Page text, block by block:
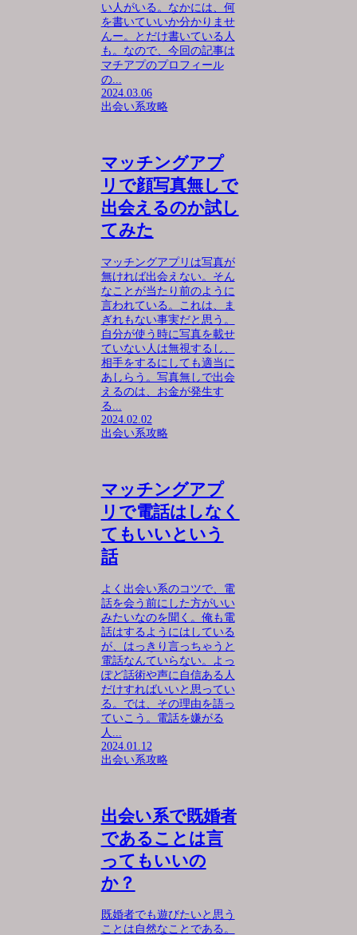
い人がいる。なかには、何
を書いていいか分かりませ
んー。とだけ書いている人
も。なので、今回の記事は
マチアプのプロフィール
の...
2024.03.06
出会い系攻略
マッチングアプ
リで顔写真無しで
出会えるのか試し
てみた
マッチングアプリは写真が
無ければ出会えない。そん
なことが当たり前のように
言われている。これは、ま
ぎれもない事実だと思う。
自分が使う時に写真を載せ
ていない人は無視するし、
相手をするにしても適当に
あしらう。写真無しで出会
えるのは、お金が発生す
る...
2024.02.02
出会い系攻略
マッチングアプ
リで電話はしなく
てもいいという
話
よく出会い系のコツで、電
話を会う前にした方がいい
みたいなのを聞く。俺も電
話はするようにはしている
が、はっきり言っちゃうと
電話なんていらない。よっ
ぽど話術や声に自信ある人
だけすればいいと思ってい
る。では、その理由を語っ
ていこう。電話を嫌がる
人...
2024.01.12
出会い系攻略
出会い系で既婚者
であることは言
ってもいいの
か？
既婚者でも遊びたいと思う
ことは自然なことである。